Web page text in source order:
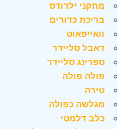
מתקני ילדודס
בריכת כדורים
וואייפאוט
דאבל סליידר
ספרינג סליידר
פולה פולה
טירה
מגלשה כפולה
כלב דלמטי